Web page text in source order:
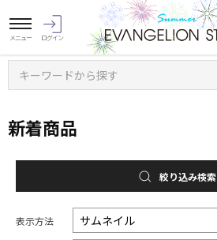
キーワードから探す
新着商品
絞り込み検索
表示方法